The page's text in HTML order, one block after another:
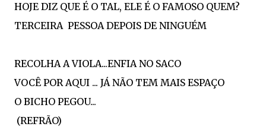
HOJE DIZ QUE É O TAL, ELE É O FAMOSO QUEM?
TERCEIRA PESSOA DEPOIS DE NINGUÉM
RECOLHA A VIOLA...ENFIA NO SACO
VOCÊ POR AQUI ... JÁ NÃO TEM MAIS ESPAÇO
O BICHO PEGOU...
(REFRÃO)